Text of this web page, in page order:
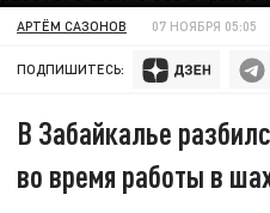
АРТЁМ САЗОНОВ 07 НОЯБРЯ 05:05
ПОДПИШИТЕСЬ:
В Забайкалье
во время работы в